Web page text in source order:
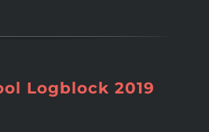
Logblock 2019